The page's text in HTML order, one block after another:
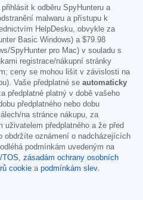
k odběru SpyHunteru a
malwaru a přístupu k
HelpDesku, obvykle za
Basic Windows) a $79.98
SpyHunter pro Mac) v souladu s
registrace/nákupní stránky
ceny se mohou lišit v závislosti na
Vaše předplatné se automaticky
předplatné platný v době vašeho
předplatného nebo dobu
na stránce nákupu, za
uživatelem předplatného a že před
obdržíte oznámení o nadcházejících
podmínkám uvedeným na
TOS, zásadám ochrany osobních
cookie a podmínkám slev.